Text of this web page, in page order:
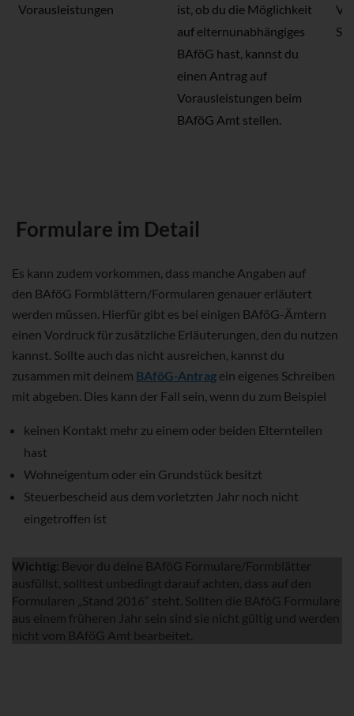
Vorausleistungen
ist, ob du die Möglichkeit
auf elternunabhängiges
BAföG hast, kannst du
einen Antrag auf
Vorausleistungen beim
BAföG Amt stellen.
Formulare im Detail
Es kann zudem vorkommen, dass manche Angaben auf
den BAföG Formblättern/Formularen genauer erläutert
werden müssen. Hierfür gibt es bei einigen BAföG-Ämtern
einen Vordruck für zusätzliche Erläuterungen, den du nutzen
kannst. Sollte auch das nicht ausreichen, kannst du
zusammen mit deinem BAföG-Antrag ein eigenes Schreiben
mit abgeben. Dies kann der Fall sein, wenn du zum Beispiel
keinen Kontakt mehr zu einem oder beiden Elternteilen
hast
Wohneigentum oder ein Grundstück besitzt
Steuerbescheid aus dem vorletzten Jahr noch nicht
eingetroffen ist
Wichtig: Bevor du deine BAföG Formulare/Formblätter
ausfüllst, solltest unbedingt darauf achten, dass auf den
Formularen „Stand 2016“ steht. Sollten die BAföG Formulare
aus einem früheren Jahr sein sind sie nicht gültig und werden
nicht vom BAföG Amt bearbeitet.